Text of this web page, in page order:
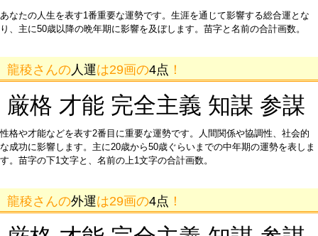
あなたの人生を表す1番重要な運勢です。生涯を通じて影響する総合運とな
り、主に50歳以降の晩年期に影響を及ぼします。苗字と名前の合計画数。
龍稜さんの 人運は29画の4点 ！
厳格 才能 完全主義 知謀 参謀
性格や才能などを表す2番目に重要な運勢です。人間関係や協調性、社会的
な成功に影響します。主に20歳から50歳ぐらいまでの中年期の運勢を表しま
す。苗字の下1文字と、名前の上1文字の合計画数。
龍稜さんの外運は29画の4点 ！